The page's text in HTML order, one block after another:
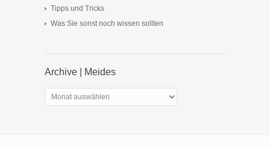
Tipps und Tricks
Was Sie sonst noch wissen sollten
Archive | Meides
Archive
|